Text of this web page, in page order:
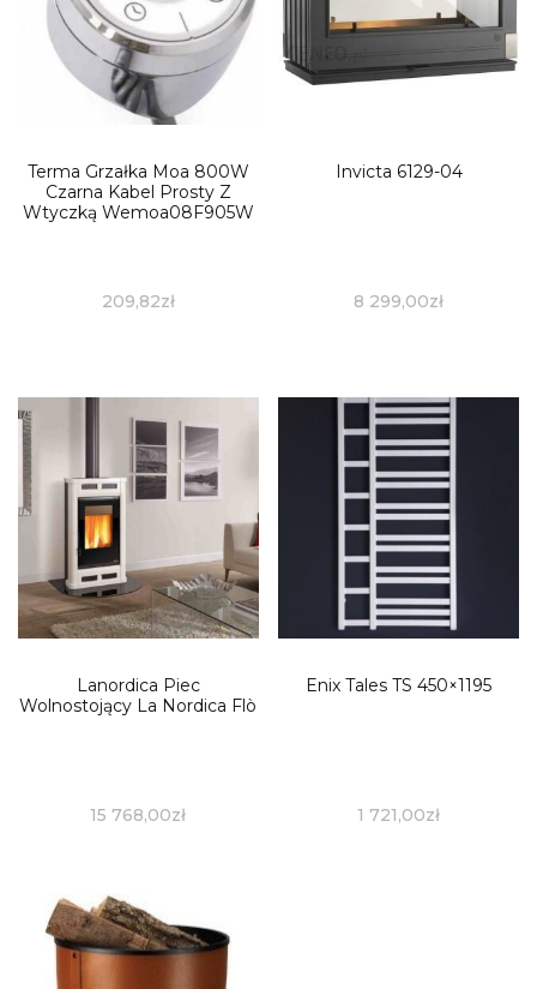
Terma Grzałka Moa 800W
Czarna Kabel Prosty Z
Wtyczką Wemoa08F905W
209,82zł
Invicta 6129-04
8 299,00zł
Lanordica Piec
Wolnostojący La Nordica Flò
15 768,00zł
Enix Tales TS 450×1195
1 721,00zł